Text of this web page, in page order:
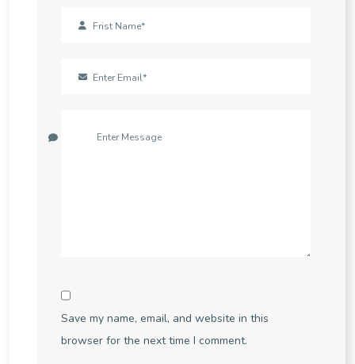
Save my name, email, and website in this
browser for the next time I comment.